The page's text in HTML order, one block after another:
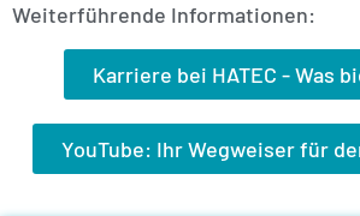
Weiterführende Informationen:
Karriere bei HATEC - Was
YouTube: Ihr Wegweiser für